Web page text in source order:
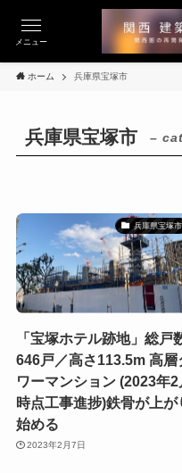
メニュー
ホーム 兵庫県宝塚市
兵庫県宝塚市 –
兵庫県宝塚市
「宝塚ホテル跡地」総戸
646戸／高さ113.5m 高層
ワーマンション (2023年2
時点工事進捗)鉄骨が上が
始める
2023年2月7日